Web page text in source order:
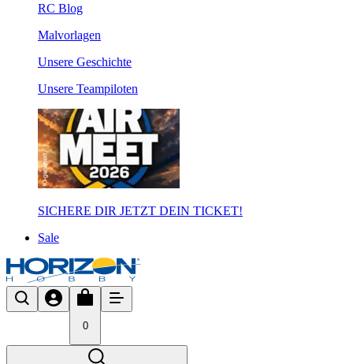
RC Blog
Malvorlagen
Unsere Geschichte
Unsere Teampiloten
SICHERE DIR JETZT DEIN TICKET!
Sale
0